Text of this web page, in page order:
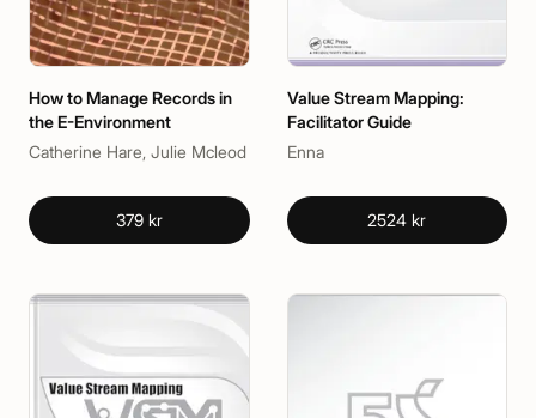
How to Manage Records in
the E-Environment
Catherine Hare, Julie Mcleod
379 kr
Value Stream Mapping:
Facilitator Guide
Enna
2524 kr